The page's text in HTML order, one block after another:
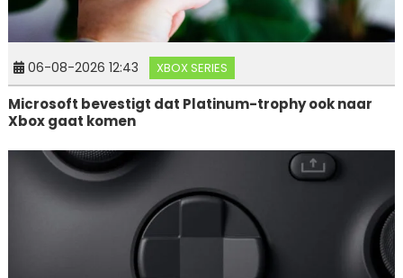
06-08-2026 12:43 XBOX SERIES
Microsoft bevestigt dat Platinum-trophy ook naar
Xbox gaat komen